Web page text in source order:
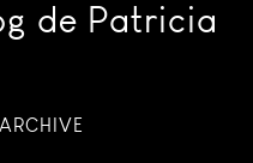
de Patricia